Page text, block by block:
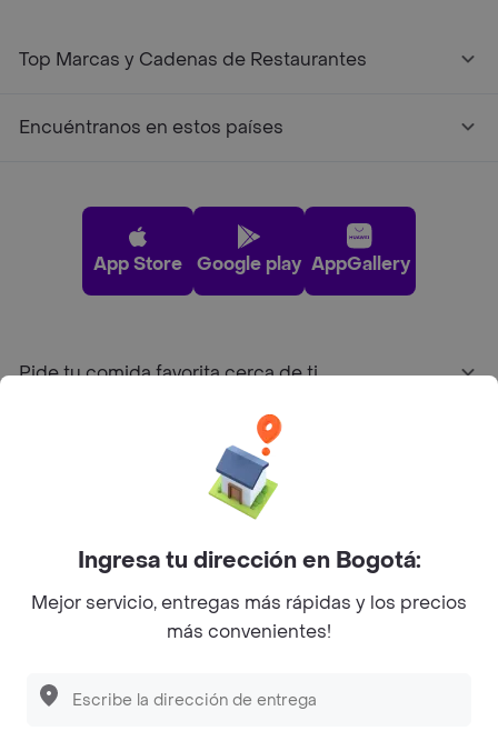
Top Marcas y Cadenas de Restaurantes
Encuéntranos en estos países
App Store Google play AppGallery
Pide tu comida favorita cerca de ti
Sobre Rappi
Facebook
Twitter
Instagram
©2026Rappi Inc. All rights reserved.
Ingresa tu dirección en Bogotá:
Mejor servicio, entregas más rápidas y los precios
más convenientes!